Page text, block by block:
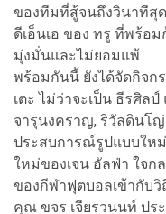
ของทีมที่สู้จนถึงวินาทีสุ
ดีเอ็นเอ ของ ทรู ที่พร้อ
มุ่งมั่นและไม่ยอมแพ้
พร้อมกันนี้ ยังได้จัดกิจก
เตะ ไม่ว่าจะเป็น ธีรศิล
จารุนงคราญ, ริวัลดินโ
ประสบการณ์รูปแบบให
ใหม่ของเจน อัลฟ่า ใจก
ของกีฬาฟุตบอลเข้ากับวิ
คุณ ขจร เจียรวนนท์ ปร